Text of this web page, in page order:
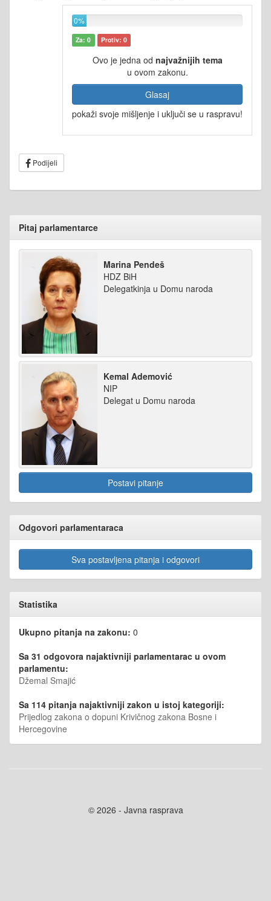
0%
Za: 0 Protiv: 0
Ovo je jedna od najvažnijih tema
u ovom zakonu.
Glasaj
pokaži svoje mišljenje i uključi se u raspravu!
Podijeli
Pitaj parlamentarce
Marina Pendeš
HDZ BiH
Delegatkinja u Domu naroda
Kemal Ademović
NIP
Delegat u Domu naroda
Postavi pitanje
Odgovori parlamentaraca
Sva postavljena pitanja i odgovori
Statistika
Ukupno pitanja na zakonu: 0
Sa 31 odgovora najaktivniji parlamentarac u ovom
parlamentu:
Džemal Smajić
Sa 114 pitanja najaktivniji zakon u istoj kategoriji:
Prijedlog zakona o dopuni Krivičnog zakona Bosne i
Hercegovine
© 2026 - Javna rasprava